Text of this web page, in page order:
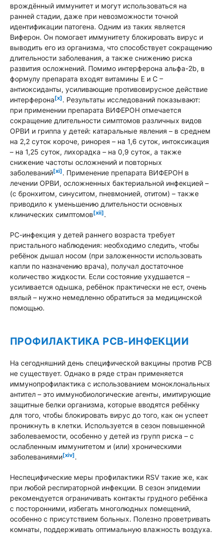
врождённый иммунитет и могут использоваться на
ранней стадии, даже при невозможности точной
идентификации патогена. Одним из таких является
Виферон. Он помогает иммунитету блокировать вирус и
выводить его из организма, что способствует сокращению
длительности заболевания, а также снижению риска
развития осложнений. Помимо интерферона альфа-2b, в
формулу препарата входят витамины Е и С –
антиоксиданты, усиливающие противовирусное действие
интерферона[x]. Результаты исследований показывают:
при применении препарата ВИФЕРОН отмечается
сокращение длительности симптомов различных видов
ОРВИ и гриппа у детей: катаральные явления – в среднем
на 2,2 суток короче, ринорея – на 1,6 суток, интоксикация
– на 1,25 суток, лихорадка – на 0,9 суток, а также
снижение частоты осложнений и повторных
заболеваний[xi]. Применение препарата ВИФЕРОН в
лечении ОРВИ, осложненных бактериальной инфекцией –
(с бронхитом, синуситом, пневмонией, отитом) – также
приводило к уменьшению длительности основных
клинических симптомов[xii].
РС-инфекция у детей раннего возраста требует
пристального наблюдения: необходимо следить, чтобы
ребёнок дышал носом (при заложенности использовать
капли по назначению врача), получал достаточное
количество жидкости. Если состояние ухудшается –
усиливается одышка, ребёнок практически не ест, очень
вялый – нужно немедленно обратиться за медицинской
помощью.
ПРОФИЛАКТИКА РСВ-ИНФЕКЦИИ
На сегодняшний день специфической вакцины против РСВ
не существует. Однако в ряде стран применяется
иммунопрофилактика с использованием моноклональных
антител – это иммунобиологические агенты, имитирующие
защитные белки организма, которые вводятся ребёнку
для того, чтобы блокировать вирус до того, как он успеет
проникнуть в клетки. Используется в сезон повышенной
заболеваемости, особенно у детей из групп риска – с
ослабленным иммунитетом и (или) хроническими
заболеваниями[xiv].
Неспецифические меры профилактики RSV такие же, как
при любой респираторной инфекции. В сезон эпидемии
рекомендуется ограничивать контакты грудного ребёнка
с посторонними, избегать многолюдных помещений,
особенно с присутствием больных. Полезно проветривать
комнаты, поддерживать оптимальную влажность воздуха.